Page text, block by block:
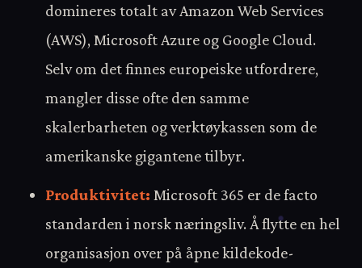
domineres totalt av Amazon Web Services
(AWS), Microsoft Azure og Google Cloud.
Selv om det finnes europeiske utfordrere,
mangler disse ofte den samme
skalerbarheten og verktøykassen som de
amerikanske gigantene tilbyr.
Produktivitet: Microsoft 365 er de facto
standarden i norsk næringsliv. Å flytte en hel
organisasjon over på åpne kildekode-